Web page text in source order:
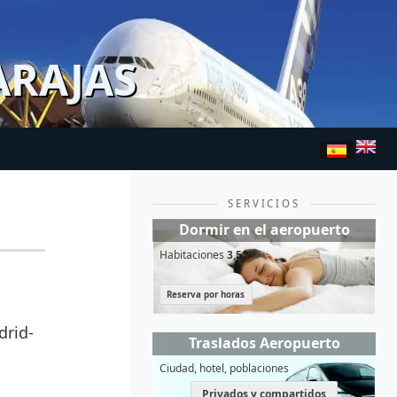
SERVICIOS
Dormir en el aeropuerto
Habitaciones3,5*
Reserva por horas
Traslados Aeropuerto
Ciudad, hotel, poblaciones